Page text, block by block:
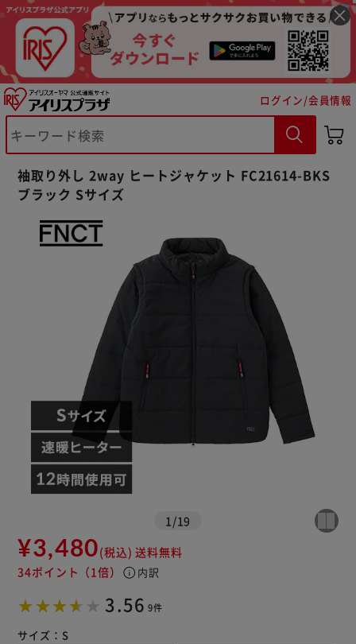
ログイン/会員情報
袖取り外し 2way ヒートジャケット FC21614-BKS
ブラック Sサイズ
1 /19
¥3,480(税込) 送料無料
34ポイント （1倍） info 内訳
3.56 9件
サイズ： S
※ご確認ください
カートに入れる